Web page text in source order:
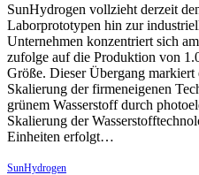
SunHydrogen vollzieht derzeit
Laborprototypen hin zur
Unternehmen konzentriert sich
zufolge auf die Produktion von
Größe. Dieser Übergang
Skalierung der firmeneigenen
grünem Wasserstoff durch
Skalierung der
Einheiten erfolgt…
SunHydrogen